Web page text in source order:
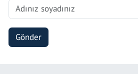
Gönder